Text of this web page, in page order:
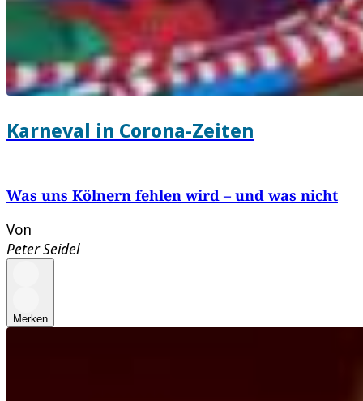
Karneval in Corona-Zeiten
Was uns Kölnern fehlen wird – und was nicht
Von
Peter Seidel
Merken